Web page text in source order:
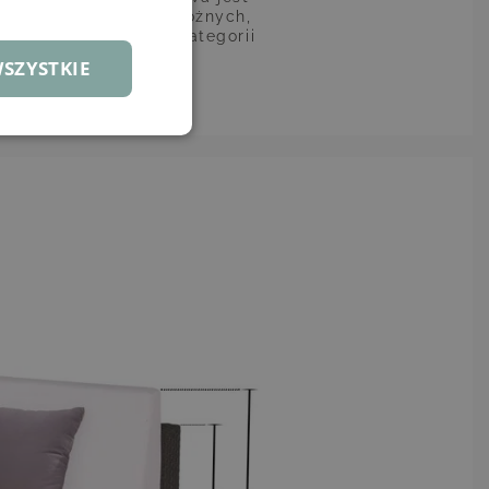
dostępna jest w różnych,
znajdziesz w kategorii